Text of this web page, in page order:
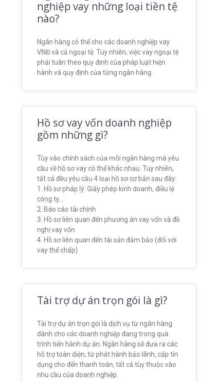
nghiệp vay những loại tiền tệ
nào?
Ngân hàng có thể cho các doanh nghiệp vay
VNĐ và cả ngoại tệ. Tuy nhiên, việc vay ngoại tệ
phải tuân theo quy định của pháp luật hiện
hành và quy định của từng ngân hàng.
Hồ sơ vay vốn doanh nghiệp
gồm những gì?
Tùy vào chính sách của mỗi ngân hàng mà yêu
cầu về hồ sơ vay có thể khác nhau. Tuy nhiên,
tất cả đều yêu cầu 4 loại hồ sơ cơ bản sau đây:
1. Hồ sơ pháp lý: Giấy phép kinh doanh, điều lệ
công ty…
2. Báo cáo tài chính
3. Hồ sơ liên quan đến phương án vay vốn và đề
nghị vay vốn
4. Hồ sơ liên quan đến tài sản đảm bảo (đối với
vay thế chấp)
Tài trợ dự án trọn gói là gì?
Tài trợ dự án trọn gói là dịch vụ từ ngân hàng
dành cho các doanh nghiệp đang trong quá
trình tiến hành dự án. Ngân hàng sẽ đưa ra các
hỗ trợ toàn diện, từ phát hành bảo lãnh, cấp tín
dụng cho đến thanh toán, tất cả tùy thuộc vào
nhu cầu của doanh nghiệp.